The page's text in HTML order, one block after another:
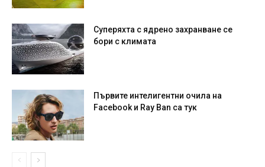
Суперяхта с ядрено захранване се
бори с климата
Първите интелигентни очила на
Facebook и Ray Ban са тук